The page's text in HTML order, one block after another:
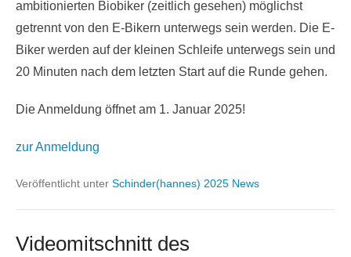
ambitionierten Biobiker (zeitlich gesehen) möglichst
getrennt von den E-Bikern unterwegs sein werden. Die E-
Biker werden auf der kleinen Schleife unterwegs sein und
20 Minuten nach dem letzten Start auf die Runde gehen.
Die Anmeldung öffnet am 1. Januar 2025!
zur Anmeldung
Veröffentlicht unter Schinder(hannes) 2025 News
Videomitschnitt des